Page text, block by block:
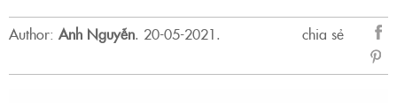
Author: Anh Nguyễn. 20-05-2021.
chia sẻ
sẻ